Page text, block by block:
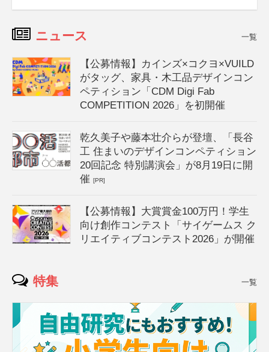
ニュース 一覧
【公募情報】カインズ×コクヨ×VUILD
がタッグ、家具・木工品デザインコン
ペティション「CDM Digi Fab
COMPETITION 2026」を初開催
乾久美子や藤本壮介らが登壇、「長谷
工 住まいのデザインコンペティション
20回記念 特別講演会」が8月19日に開
催[PR]
【公募情報】大賞賞金100万円！学生
向け創作コンテスト「サイゲームス ク
リエイティブコンテスト2026」が開催
特集 一覧